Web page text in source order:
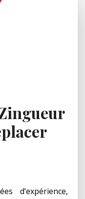
d’expérience,